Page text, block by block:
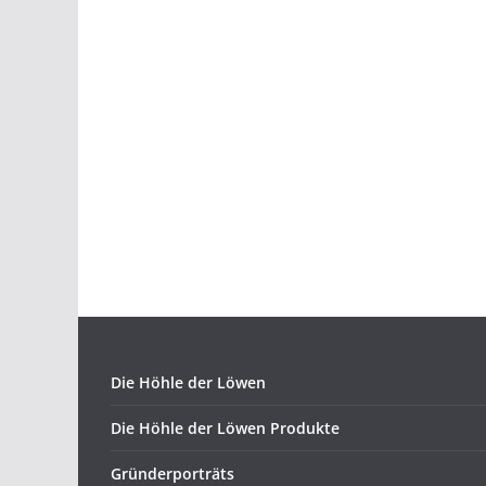
Die Höhle der Löwen
Die Höhle der Löwen Produkte
Gründerporträts